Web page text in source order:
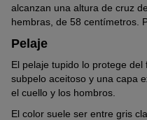
alcanzan una altura de cruz
hembras, de 58 centímetros.
Pelaje
El pelaje tupido lo protege
subpelo aceitoso y una capa
el cuello y los hombros.
El color suele ser entre gris